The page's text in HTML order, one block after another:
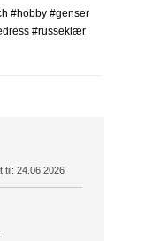
#hobby #genser
#russeklær
til: 24.06.2026